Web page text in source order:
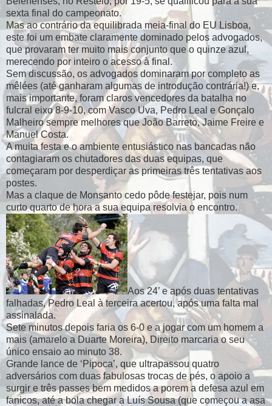
sexta final do campeonato.
Mas ao contrário da equilibrada meia-final do EU Lisboa,
este foi um embate claramente dominado pelos advogados,
que provaram ter muito mais conjunto que o quinze azul,
merecendo por inteiro o acesso à final.
Sem discussão, os advogados dominaram por completo as
mêlées (até ganharam algumas de introdução contrária!) e,
mais importante, foram claros vencedores da batalha no
fulcral eixo 8-9-10, com Vasco Uva, Pedro Leal e Gonçalo
Malheiro sempre melhores que João Barreto, Jaime Freire e
Manuel Costa.
A muita festa e o ambiente entusiástico nas bancadas não
contagiaram os chutadores das duas equipas, que
começaram por desperdiçar as primeiras três tentativas aos
postes.
Mas a claque de Monsanto cedo pôde festejar, pois num
curto quarto de hora a sua equipa resolvia o encontro.
Aos 24’ e após duas tentativas
falhadas, Pedro Leal à terceira acertou, após uma falta mal
assinalada.
Sete minutos depois faria os 6-0 e a jogar com um homem a
mais (amarelo a Duarte Moreira), Direito marcaria o seu
único ensaio ao minuto 38.
Grande lance de ‘Pipoca’, que ultrapassou quatro
adversários com duas fabulosas trocas de pés, o apoio a
surgir e três passes bem medidos a porem a defesa azul em
fanicos, até a bola chegar a Luís Sousa (que começou a asa